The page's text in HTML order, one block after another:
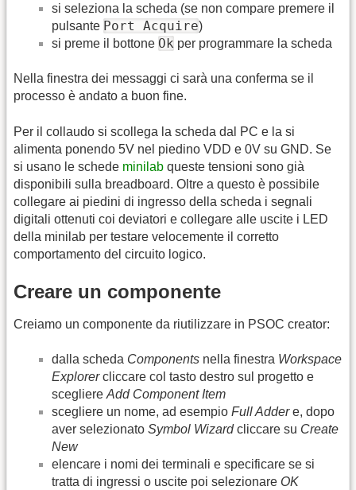
si seleziona la scheda (se non compare premere il
pulsante Port Acquire)
si preme il bottone Ok per programmare la scheda
Nella finestra dei messaggi ci sarà una conferma se il
processo è andato a buon fine.
Per il collaudo si scollega la scheda dal PC e la si
alimenta ponendo 5V nel piedino VDD e 0V su GND. Se
si usano le schede minilab queste tensioni sono già
disponibili sulla breadboard. Oltre a questo è possibile
collegare ai piedini di ingresso della scheda i segnali
digitali ottenuti coi deviatori e collegare alle uscite i LED
della minilab per testare velocemente il corretto
comportamento del circuito logico.
Creare un componente
Creiamo un componente da riutilizzare in PSOC creator:
dalla scheda Components nella finestra Workspace
Explorercliccare col tasto destro sul progetto e
scegliere Add Component Item
scegliere un nome, ad esempio Full Addere, dopo
aver selezionato Symbol Wizardcliccare su Create
New
elencare i nomi dei terminali e specificare se si
tratta di ingressi o uscite poi selezionare OK